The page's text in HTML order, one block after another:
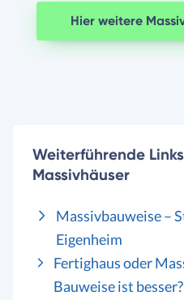
Hier weitere
Weiterführende
Massivhäuser
Massivbauweise –
Eigenheim
Fertighaus oder
Bauweise ist besser?